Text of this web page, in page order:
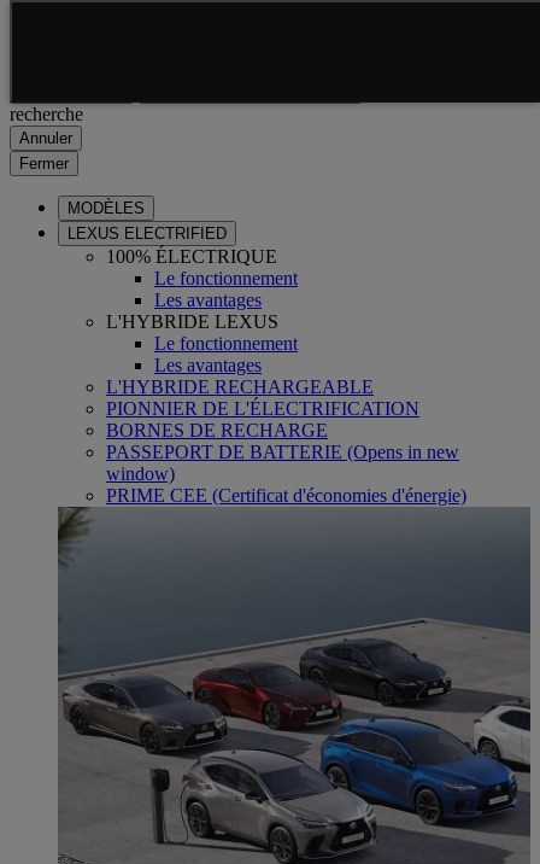
recherche
Annuler
Fermer
MODÈLES
LEXUS ELECTRIFIED
100% ÉLECTRIQUE
Le fonctionnement
Les avantages
L'HYBRIDE LEXUS
Le fonctionnement
Les avantages
L'HYBRIDE RECHARGEABLE
PIONNIER DE L'ÉLECTRIFICATION
BORNES DE RECHARGE
PASSEPORT DE BATTERIE (Opens in new
window)
PRIME CEE (Certificat d'économies d'énergie)